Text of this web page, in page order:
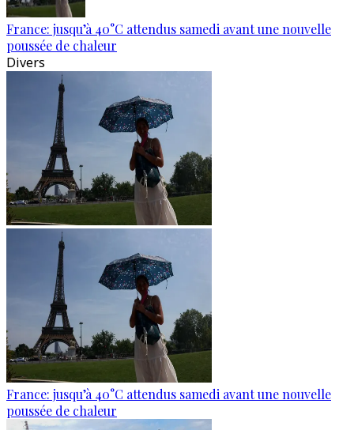
France: jusqu’à 40°C attendus samedi avant une nouvelle
poussée de chaleur
Divers
France: jusqu’à 40°C attendus samedi avant une nouvelle
poussée de chaleur